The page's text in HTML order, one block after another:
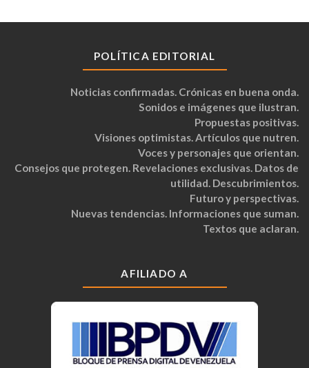
POLÍTICA EDITORIAL
Noticias confirmadas. Crónicas en buena onda.
Sonidos e imágenes que ilustran.
Propuestas positivas.
Visiones optimistas. Artículos que nutren.
Voces y personajes que orientan.
Consejos que protegen. Revelaciones exclusivas. Datos de
utilidad. Descubrimientos.
Futuro y perspectivas.
Nuevas tendencias. Informaciones que suman.
Textos que aclaran.
AFILIADO A